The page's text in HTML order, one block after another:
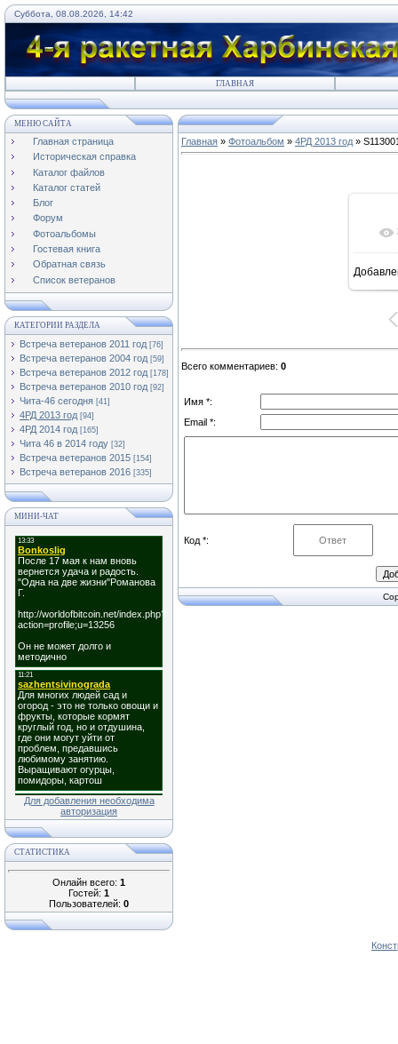
Суббота, 08.08.2026, 14:42
ГЛАВНАЯ
МЕНЮ САЙТА
Главная страница
Историческая справка
Каталог файлов
Каталог статей
Блог
Форум
Фотоальбомы
Гостевая книга
Обратная связь
Список ветеранов
КАТЕГОРИИ РАЗДЕЛА
Встреча ветеранов 2011 год [76]
Встреча ветеранов 2004 год [59]
Встреча ветеранов 2012 год [178]
Встреча ветеранов 2010 год [92]
Чита-46 сегодня [41]
4РД 2013 год [94]
4РД 2014 год [165]
Чита 46 в 2014 году [32]
Встреча ветеранов 2015 [154]
Встреча ветеранов 2016 [335]
МИНИ-ЧАТ
Для добавления необходима
авторизация
СТАТИСТИКА
Онлайн всего: 1
Гостей: 1
Пользователей: 0
Главная » Фотоальбом » 4РД 2013 год »
Всего комментариев: 0
Имя *:
Email *:
Код *: